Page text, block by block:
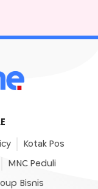
Kotak Pos
MNC Peduli
Bisnis